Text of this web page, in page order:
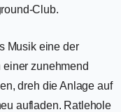
Club.
Musik eine der
zunehmend
dreh die Anlage auf
aufladen. Ratlehole